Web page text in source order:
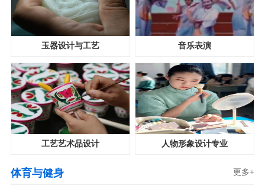
玉器设计与工艺 音乐表演
工艺艺术品设计 人物形象设计专业
更多+
体育与健身